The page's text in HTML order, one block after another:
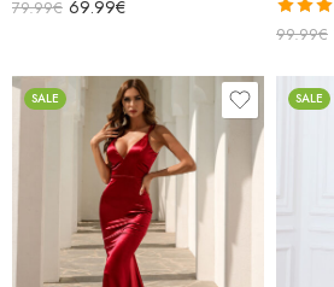
79.99€ 69.99€
Note
99.99€
SALE SALE